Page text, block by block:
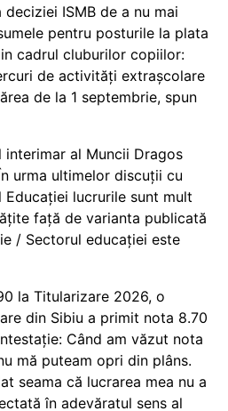
deciziei ISMB de a nu mai
pentru posturile la plata
cadrul cluburilor copiilor:
de activități extrașcolare
de la 1 septembrie, spun
interimar al Muncii Dragos
urma ultimelor discuții cu
Educației lucrurile sunt mult
față de varianta publicată
/ Sectorul educației este
la Titularizare 2026, o
din Sibiu a primit nota 8.70
Când am văzut nota
mă puteam opri din plâns.
seama că lucrarea mea nu a
în adevăratul sens al